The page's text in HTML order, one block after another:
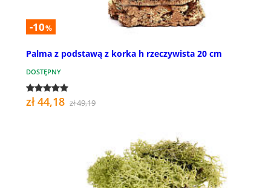
-10%
Palma z podstawą z korka h rzeczywista 20 cm
DOSTĘPNY
zł 44,18 zł 49,19